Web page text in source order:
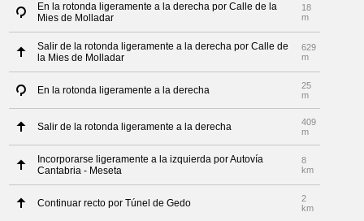
En la rotonda ligeramente a la derecha por Calle de la
Mies de Molladar
18
m
Salir de la rotonda ligeramente a la derecha por Calle de
la Mies de Molladar
629
m
En la rotonda ligeramente a la derecha
25
m
Salir de la rotonda ligeramente a la derecha
409
m
Incorporarse ligeramente a la izquierda por Autovía
Cantabria - Meseta
8
km
Continuar recto por Túnel de Gedo
2
km